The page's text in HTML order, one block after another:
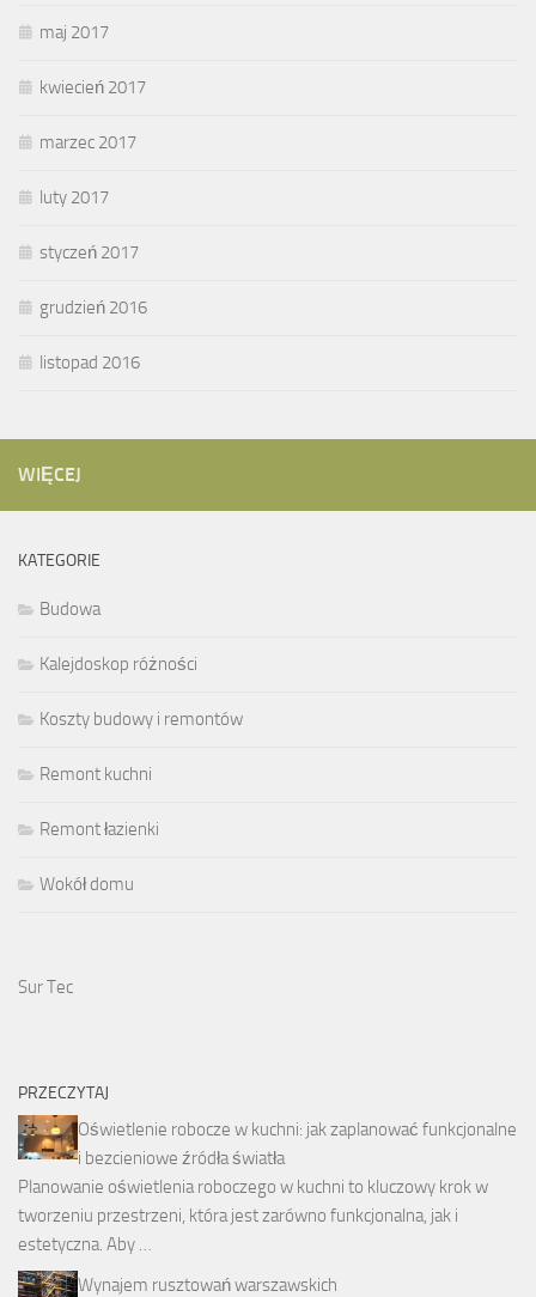
maj 2017
kwiecień 2017
marzec 2017
luty 2017
styczeń 2017
grudzień 2016
listopad 2016
WIĘCEJ
KATEGORIE
Budowa
Kalejdoskop różności
Koszty budowy i remontów
Remont kuchni
Remont łazienki
Wokół domu
Sur Tec
PRZECZYTAJ
Oświetlenie robocze w kuchni: jak zaplanować funkcjonalne
i bezcieniowe źródła światła
Planowanie oświetlenia roboczego w kuchni to kluczowy krok w
tworzeniu przestrzeni, która jest zarówno funkcjonalna, jak i
estetyczna. Aby …
Wynajem rusztowań warszawskich